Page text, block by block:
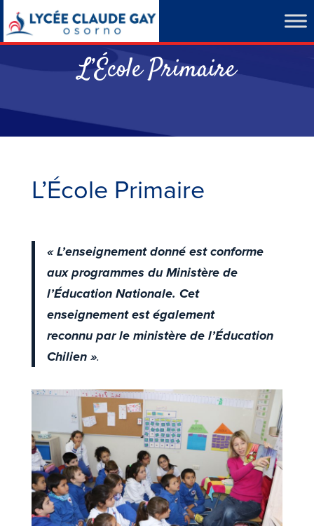
L’École Primaire
L’École Primaire
« L’enseignement donné est conforme
aux programmes du Ministère de
l’Éducation Nationale. Cet
enseignement est également
reconnu par le ministère de l’Éducation
Chilien ».